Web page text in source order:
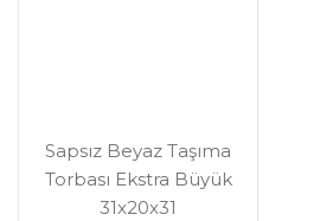
Sapsız Beyaz Taşıma
Torbası Ekstra Büyük
31x20x31